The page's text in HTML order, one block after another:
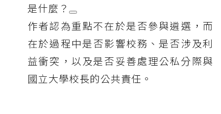
是什麼？
作者認為重點不在於是否參與遴選，而
在於過程中是否影響校務、是否涉及利
益衝突，以及是否妥善處理公私分際與
國立大學校長的公共責任。